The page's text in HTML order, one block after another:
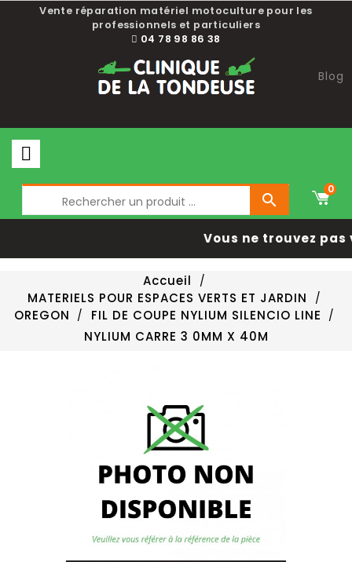
Vente réparation matériel motoculture pour les
professionnels et particuliers
04 78 98 86 38
Blog

0
Vous ne trouvez
Accueil
MATERIELS POUR ESPACES VERTS ET JARDIN
OREGON
FIL DE COUPE NYLIUM SILENCIO LINE
NYLIUM CARRE 3 0MM X 40M